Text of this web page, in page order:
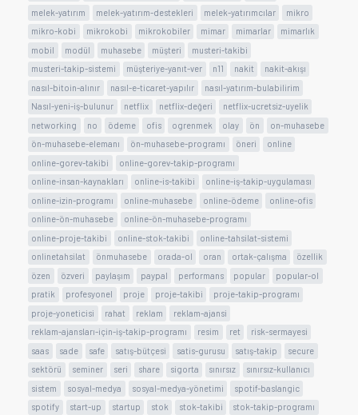
melek-yatırım
melek-yatırım-destekleri melek-yatırımcılar
mikro
mikro-kobi
mikrokobi mikrokobiler mimar mimarlar
mimarlık
mobil
modül muhasebe müşteri
musteri-takibi
musteri-takip-sistemi
müşteriye-yanıt-ver n11 nakit
nakit-akışı
nasıl-bitoin-alınır
nasıl-e-ticaret-yapılır
nasıl-yatırım-bulabilirim
Nasıl-yeni-iş-bulunur
netflix netflix-değeri
netflix-ucretsiz-uyelik
networking
no ödeme ofis ogrenmek olay ön
on-muhasebe
ön-muhasebe-elemanı
ön-muhasebe-programı öneri
online
online-gorev-takibi
online-gorev-takip-programı
online-insan-kaynakları
online-is-takibi
online-iş-takip-uygulaması
online-izin-programı
online-muhasebe online-ödeme
online-ofis
online-ön-muhasebe
online-ön-muhasebe-programı
online-proje-takibi
online-stok-takibi
online-tahsilat-sistemi
onlinetahsilat
önmuhasebe orada-ol oran ortak-çalışma
özellik
özen
özveri paylaşım paypal performans popular
popular-ol
pratik
profesyonel proje proje-takibi
proje-takip-programı
proje-yoneticisi
rahat reklam
reklam-ajansi
reklam-ajansları-için-iş-takip-programı
resim ret
risk-sermayesi
saas
sade safe satış-bütçesi satis-gurusu satış-takip
secure
sektörü
seminer seri share sigorta sınırsız
sınırsız-kullanıcı
sistem
sosyal-medya sosyal-medya-yönetimi
spotif-baslangic
spotify
start-up startup stok stok-takibi
stok-takip-programı